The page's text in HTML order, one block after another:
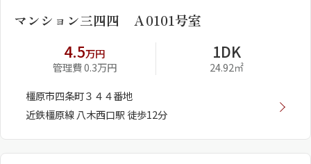
マンション三四四 Ａ0101号室
4.5万円
管理費 0.3万円
1DK
24.92㎡
橿原市四条町３４４番地
近鉄橿原線 八木西口駅 徒歩12分